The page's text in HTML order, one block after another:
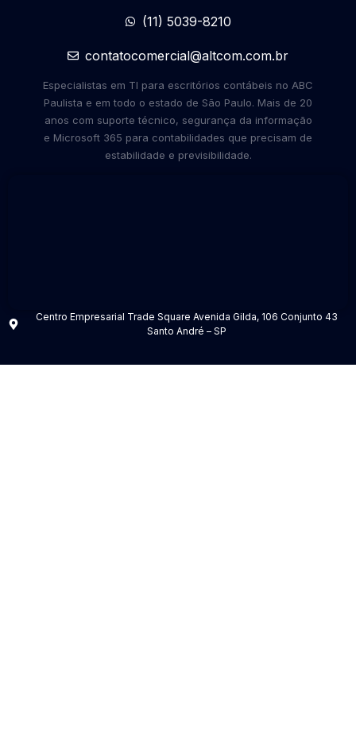
(11) 5039-8210
contatocomercial@altcom.com.br
Especialistas em TI para escritórios contábeis no ABC
Paulista e em todo o estado de São Paulo. Mais de 20
anos com suporte técnico, segurança da informação
e Microsoft 365 para contabilidades que precisam de
estabilidade e previsibilidade.
Centro Empresarial Trade Square Avenida Gilda, 106 Conjunto 43
Santo André – SP